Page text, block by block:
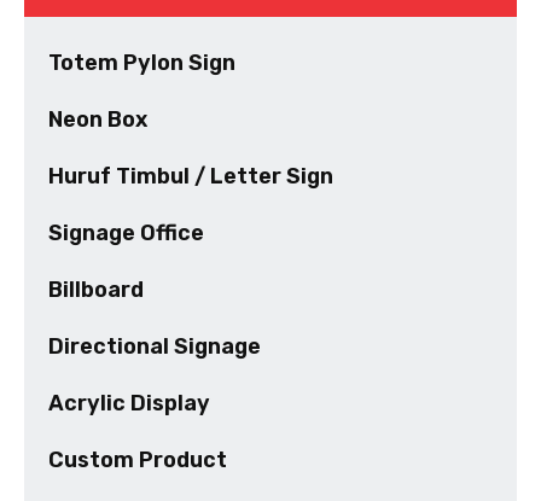
Totem Pylon Sign
Neon Box
Huruf Timbul / Letter Sign
Signage Office
Billboard
Directional Signage
Acrylic Display
Custom Product